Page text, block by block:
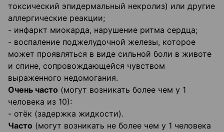
токсический эпидермальный некролиз) или другие
аллергические реакции;
- инфаркт миокарда, нарушение ритма сердца;
- воспаление поджелудочной железы, которое
может проявляться в виде сильной боли в животе
и спине, сопровождающейся чувством
выраженного недомогания.
Очень часто (могут возникать более чем у 1
человека из 10):
- отёк (задержка жидкости).
Часто (могут возникать не более чем у 1 человека